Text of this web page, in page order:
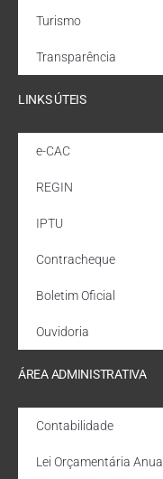
Turismo
Transparência
LINKS ÚTEIS
e-CAC
REGIN
IPTU
Contracheque
Boletim Oficial
Ouvidoria
ÁREA ADMINISTRATIVA
Contabilidade
Lei Orçamentária Anual